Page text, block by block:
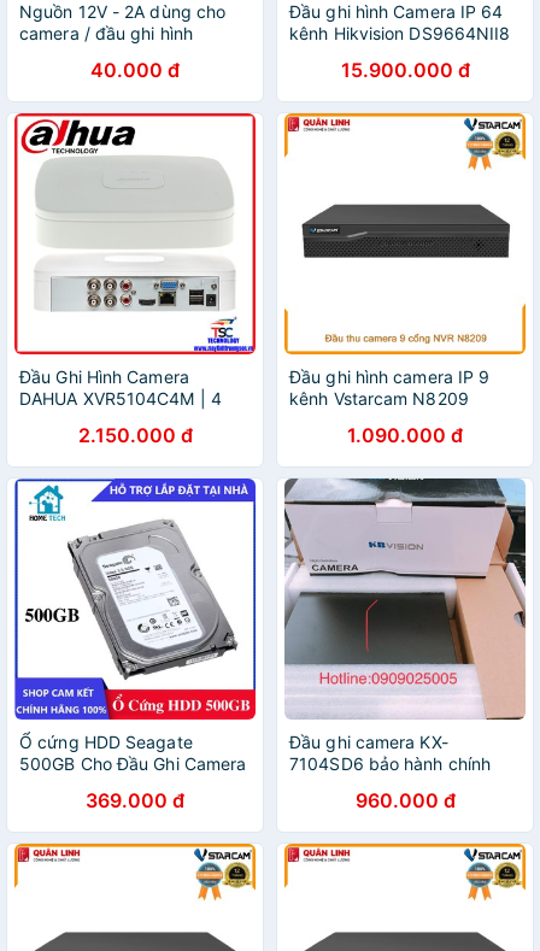
Nguồn 12V - 2A dùng cho
camera / đầu ghi hình
40.000 đ
Đầu ghi hình Camera IP 64
kênh Hikvision DS9664NII8
15.900.000 đ
Đầu Ghi Hình Camera
DAHUA XVR5104C4M | 4
2.150.000 đ
Đầu ghi hình camera IP 9
kênh Vstarcam N8209
1.090.000 đ
Ổ cứng HDD Seagate
500GB Cho Đầu Ghi Camera
369.000 đ
Đầu ghi camera KX-
7104SD6 bảo hành chính
960.000 đ